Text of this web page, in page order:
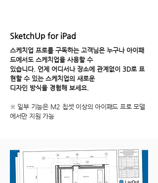
SketchUp for iPad
스케치업 프로를 구독하는 고객님은 누구나 아이패
드에서도 스케치업을 사용할 수
있습니다. 언제 어디서나 장소에 관계없이 3D로 표
현할 수 있는 스케치업의 새로운
디자인 방식을 경험해 보세요.
※ 일부 기능은 M2 칩셋 이상의 아이패드 프로 모델
에서만 지원 가능